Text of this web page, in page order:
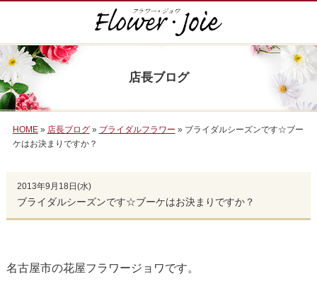
店長ブログ
HOME» 店長ブログ» ブライダルフラワー » ブライダルシーズンです☆ブー
ケはお決まりですか？
2013年9月18日(水)
ブライダルシーズンです☆ブーケはお決まりですか？
名古屋市の花屋フラワージョワです。